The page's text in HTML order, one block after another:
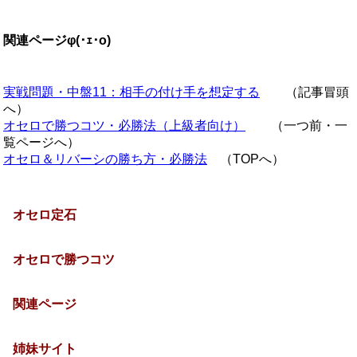
関連ページφ(･ｪ･o)
実戦問題・中盤11：相手の付け手を想定する
（記事冒頭
へ）
オセロで勝つコツ・必勝法（上級者向け）
（一つ前・一
覧ページへ）
オセロ＆リバーシの勝ち方・必勝法 （TOPへ）
オセロ定石
オセロで勝つコツ
関連ページ
姉妹サイト